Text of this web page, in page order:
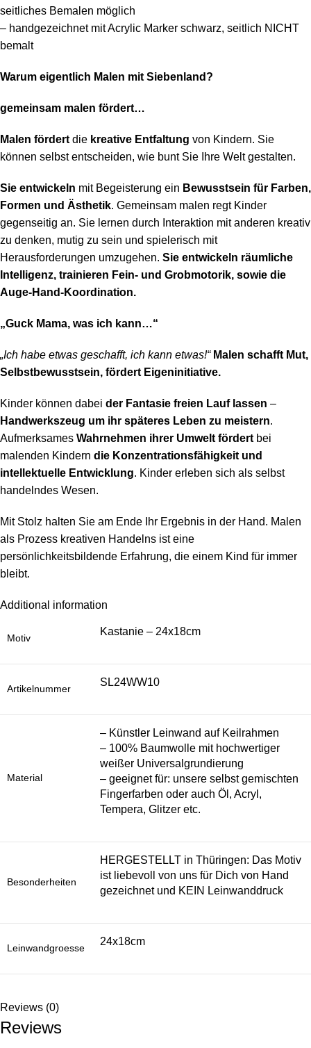
seitliches Bemalen möglich
– handgezeichnet mit Acrylic Marker schwarz, seitlich NICHT
bemalt
Warum eigentlich Malen mit Siebenland?
gemeinsam malen fördert…
Malen fördert die kreative Entfaltung von Kindern. Sie
können selbst entscheiden, wie bunt Sie Ihre Welt gestalten.
Sie entwickeln mit Begeisterung ein Bewusstsein für Farben,
Formen und Ästhetik. Gemeinsam malen regt Kinder
gegenseitig an. Sie lernen durch Interaktion mit anderen kreativ
zu denken, mutig zu sein und spielerisch mit
Herausforderungen umzugehen. Sie entwickeln räumliche
Intelligenz, trainieren Fein- und Grobmotorik, sowie die
Auge-Hand-Koordination.
„Guck Mama, was ich kann…“
„Ich habe etwas geschafft, ich kann etwas!“ Malen schafft Mut,
Selbstbewusstsein, fördert Eigeninitiative.
Kinder können dabei der Fantasie freien Lauf lassen –
Handwerkszeug um ihr späteres Leben zu meistern.
Aufmerksames Wahrnehmen ihrer Umwelt fördert bei
malenden Kindern die Konzentrationsfähigkeit und
intellektuelle Entwicklung. Kinder erleben sich als selbst
handelndes Wesen.
Mit Stolz halten Sie am Ende Ihr Ergebnis in der Hand. Malen
als Prozess kreativen Handelns ist eine
persönlichkeitsbildende Erfahrung, die einem Kind für immer
bleibt.
Additional information
Motiv
Kastanie – 24x18cm
Artikelnummer
SL24WW10
Material
– Künstler Leinwand auf Keilrahmen
– 100% Baumwolle mit hochwertiger
weißer Universalgrundierung
– geeignet für: unsere selbst gemischten
Fingerfarben oder auch Öl, Acryl,
Tempera, Glitzer etc.
Besonderheiten
HERGESTELLT in Thüringen: Das Motiv
ist liebevoll von uns für Dich von Hand
gezeichnet und KEIN Leinwanddruck
Leinwandgroesse
24x18cm
Reviews (0)
Reviews